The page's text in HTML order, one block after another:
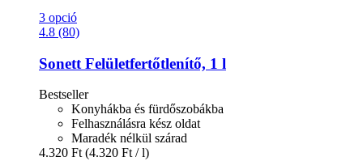
3 opció
4.8 (80)
Sonett Felületfertőtlenítő, 1 l
Bestseller
Konyhákba és fürdőszobákba
Felhasználásra kész oldat
Maradék nélkül szárad
4.320 Ft (4.320 Ft / l)